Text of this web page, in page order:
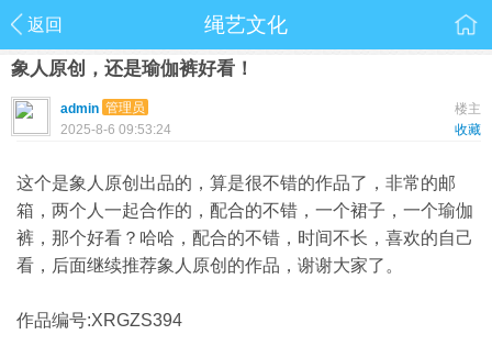
返回 绳艺文化
象人原创，还是瑜伽裤好看！
楼主
admin 管理员
收藏
2025-8-6 09:53:24
这个是象人原创出品的，算是很不错的作品了，非常的邮
箱，两个人一起合作的，配合的不错，一个裙子，一个瑜伽
裤，那个好看？哈哈，配合的不错，时间不长，喜欢的自己
看，后面继续推荐象人原创的作品，谢谢大家了。
作品编号:XRGZS394